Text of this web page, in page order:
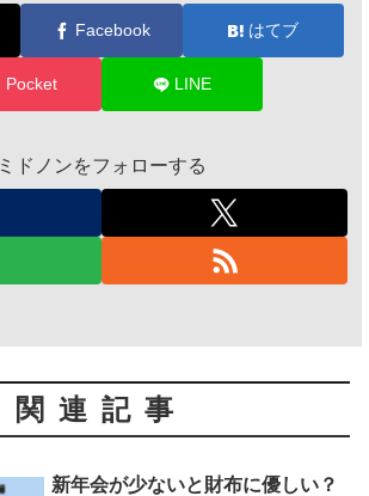
Facebook はてブ
Pocket LINE
ミドノンをフォローする
関連記事
新年会が少ないと財布に優しい？